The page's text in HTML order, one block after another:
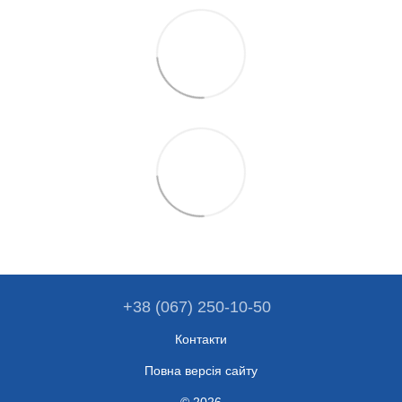
+38 (067) 250-10-50
Контакти
Повна версія сайту